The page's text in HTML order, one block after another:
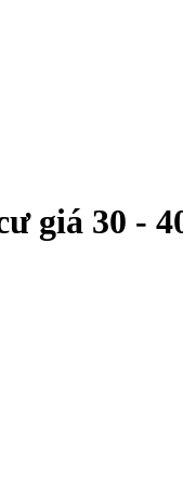
giá 30 -